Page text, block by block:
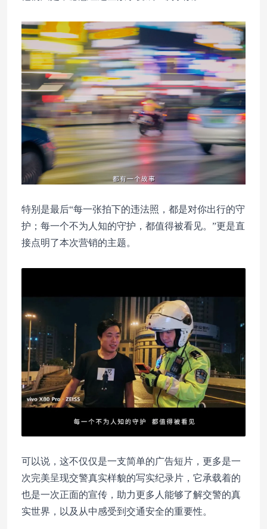
特别是最后“每一张拍下的违法照，都是对你出行的守
护；每一个不为人知的守护，都值得被看见。”更是直
接点明了本次营销的主题。
可以说，这不仅仅是一支简单的广告短片，更多是一
次完美呈现交警真实样貌的写实纪录片，它承载着的
也是一次正面的宣传，助力更多人能够了解交警的真
实世界，以及从中感受到交通安全的重要性。